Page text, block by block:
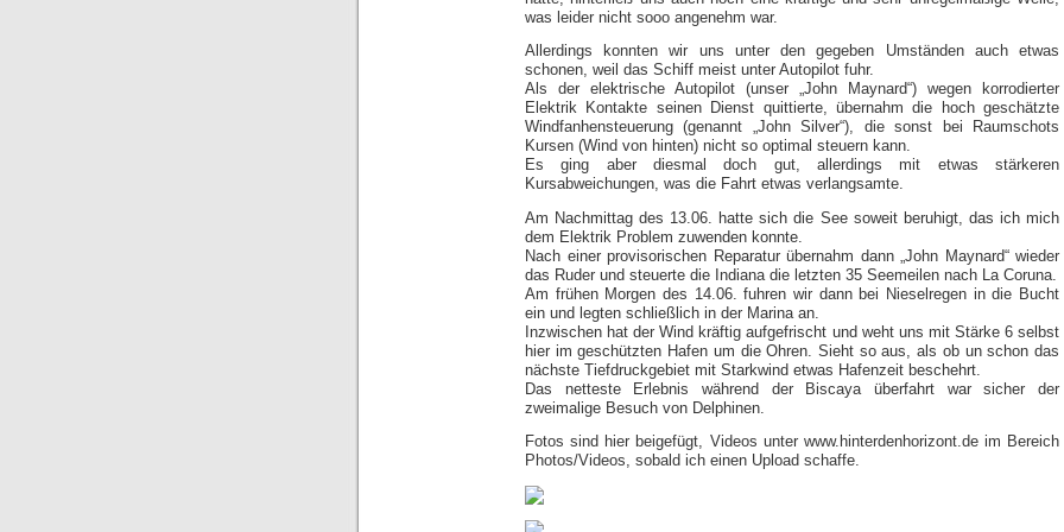
was leider nicht sooo angenehm war.
Allerdings konnten wir uns unter den gegeben Umständen auch etwas
schonen, weil das Schiff meist unter Autopilot fuhr.
Als der elektrische Autopilot (unser „John Maynard“) wegen korrodierter
Elektrik Kontakte seinen Dienst quittierte, übernahm die hoch geschätzte
Windfanhensteuerung (genannt „John Silver“), die sonst bei Raumschots
Kursen (Wind von hinten) nicht so optimal steuern kann.
Es ging aber diesmal doch gut, allerdings mit etwas stärkeren
Kursabweichungen, was die Fahrt etwas verlangsamte.
Am Nachmittag des 13.06. hatte sich die See soweit beruhigt, das ich mich
dem Elektrik Problem zuwenden konnte.
Nach einer provisorischen Reparatur übernahm dann „John Maynard“ wieder
das Ruder und steuerte die Indiana die letzten 35 Seemeilen nach La Coruna.
Am frühen Morgen des 14.06. fuhren wir dann bei Nieselregen in die Bucht
ein und legten schließlich in der Marina an.
Inzwischen hat der Wind kräftig aufgefrischt und weht uns mit Stärke 6 selbst
hier im geschützten Hafen um die Ohren. Sieht so aus, als ob un schon das
nächste Tiefdruckgebiet mit Starkwind etwas Hafenzeit beschehrt.
Das netteste Erlebnis während der Biscaya überfahrt war sicher der
zweimalige Besuch von Delphinen.
Fotos sind hier beigefügt, Videos unter www.hinterdenhorizont.de im Bereich
Photos/Videos, sobald ich einen Upload schaffe.